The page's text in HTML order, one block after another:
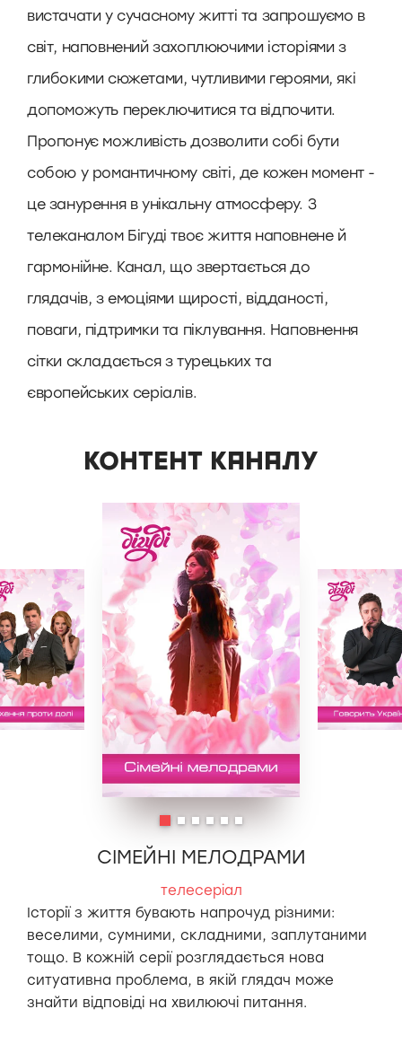
вистачати у сучасному житті та запрошуємо в
світ, наповнений захоплюючими історіями з
глибокими сюжетами, чутливими героями, які
допоможуть переключитися та відпочити.
Пропонує можливість дозволити собі бути
собою у романтичному світі, де кожен момент -
це занурення в унікальну атмосферу. З
телеканалом Бігуді твоє життя наповнене й
гармонійне. Канал, що звертається до
глядачів, з емоціями щирості, відданості,
поваги, підтримки та піклування. Наповнення
сітки складається з турецьких та
європейських серіалів.
КОНТЕНТ КАНАЛУ
телесеріал
СІМЕЙНІ МЕЛОДРАМИ
Історії з життя бувають напрочуд різними:
веселими, сумними, складними, заплутаними
тощо. В кожній серії розглядається нова
ситуативна проблема, в якій глядач може
знайти відповіді на хвилюючі питання.